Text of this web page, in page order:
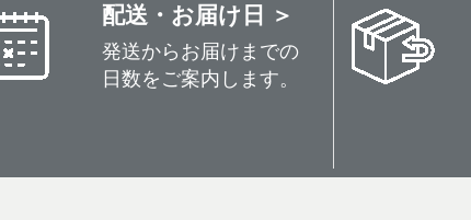
配送・お届け日 ＞
発送からお届けまでの
日数をご案内します。